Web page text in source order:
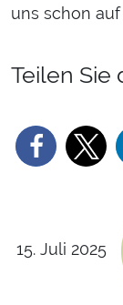
uns schon
Teilen Sie
15. Juli 2025